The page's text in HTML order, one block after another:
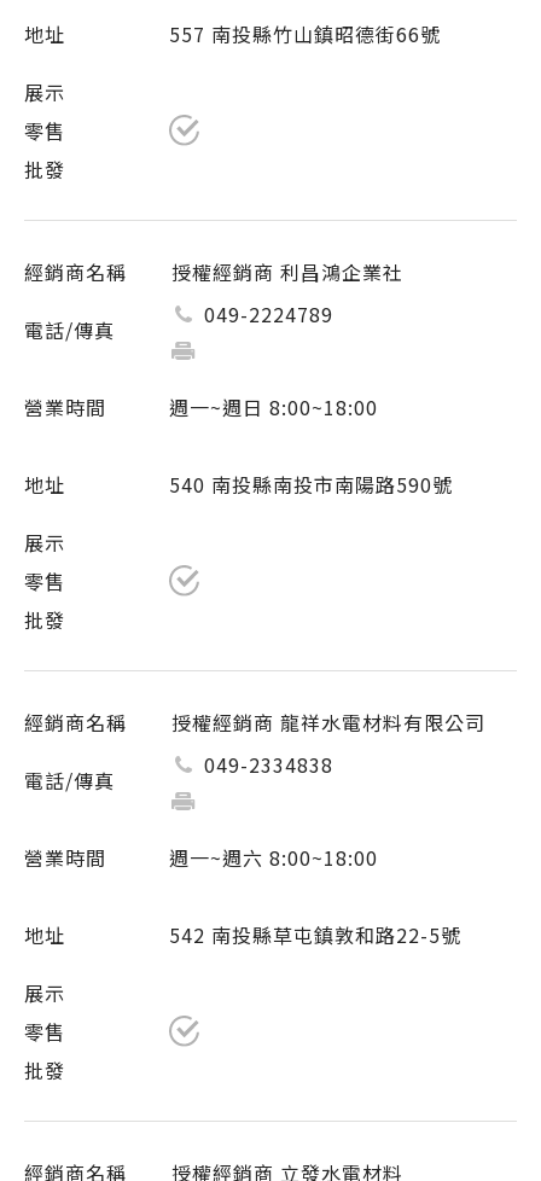
557 南投縣竹山鎮昭德街66號
授權經銷商 利昌鴻企業社
049-2224789
週一~週日 8:00~18:00
540 南投縣南投市南陽路590號
授權經銷商 龍祥水電材料有限公司
049-2334838
週一~週六 8:00~18:00
542 南投縣草屯鎮敦和路22-5號
授權經銷商 立發水電材料